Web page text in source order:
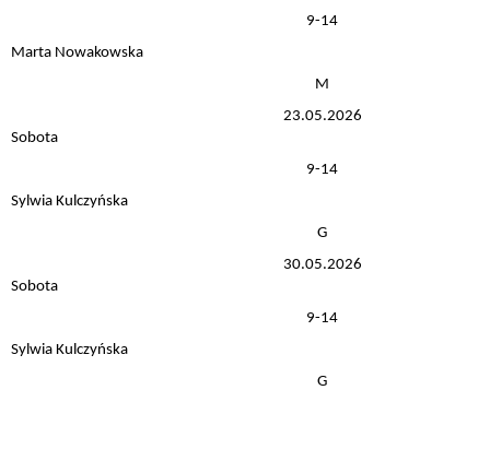
9-14
Marta Nowakowska
M
23.05.2026
Sobota
9-14
Sylwia Kulczyńska
G
30.05.2026
Sobota
9-14
Sylwia Kulczyńska
G